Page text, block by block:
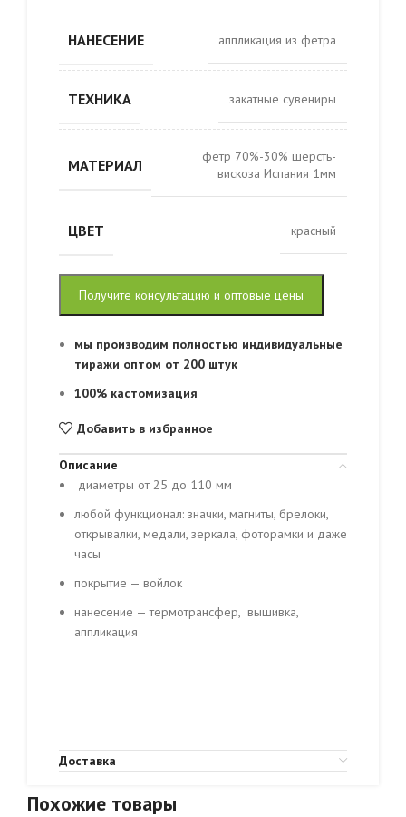
НАНЕСЕНИЕ аппликация из фетра
ТЕХНИКА закатные сувениры
МАТЕРИАЛ
фетр 70%-30% шерсть-
вискоза Испания 1мм
ЦВЕТ красный
Получите консультацию и оптовые цены
мы производим полностью индивидуальные
тиражи оптом от 200 штук
100% кастомизация
Добавить в избранное
Описание
диаметры от 25 до 110 мм
любой функционал: значки, магниты, брелоки,
открывалки, медали, зеркала, фоторамки и даже
часы
покрытие — войлок
нанесение — термотрансфер, вышивка,
аппликация
Доставка
Похожие товары